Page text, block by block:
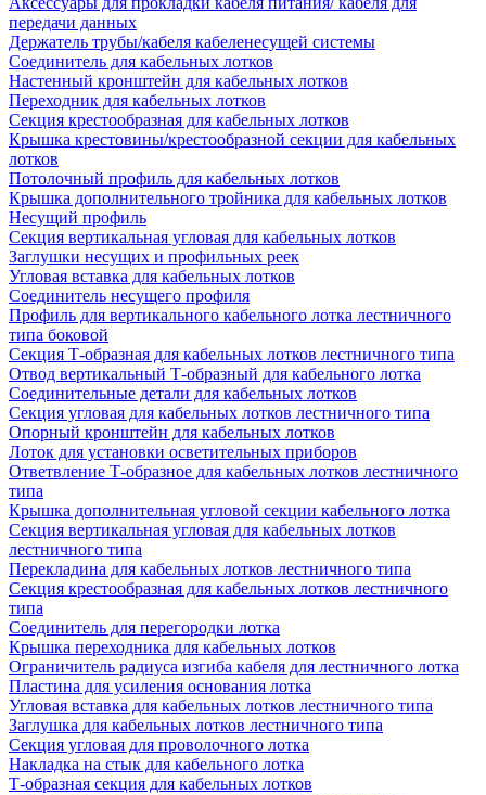
передачи данных
Держатель трубы/кабеля кабеленесущей системы
Соединитель для кабельных лотков
Настенный кронштейн для кабельных лотков
Переходник для кабельных лотков
Секция крестообразная для кабельных лотков
Крышка крестовины/крестообразной секции для кабельных
лотков
Потолочный профиль для кабельных лотков
Крышка дополнительного тройника для кабельных лотков
Несущий профиль
Секция вертикальная угловая для кабельных лотков
Заглушки несущих и профильных реек
Угловая вставка для кабельных лотков
Соединитель несущего профиля
Профиль для вертикального кабельного лотка лестничного
типа боковой
Секция Т-образная для кабельных лотков лестничного типа
Отвод вертикальный Т-образный для кабельного лотка
Соединительные детали для кабельных лотков
Секция угловая для кабельных лотков лестничного типа
Опорный кронштейн для кабельных лотков
Лоток для установки осветительных приборов
Ответвление Т-образное для кабельных лотков лестничного
типа
Крышка дополнительная угловой секции кабельного лотка
Секция вертикальная угловая для кабельных лотков
лестничного типа
Перекладина для кабельных лотков лестничного типа
Секция крестообразная для кабельных лотков лестничного
типа
Соединитель для перегородки лотка
Крышка переходника для кабельных лотков
Ограничитель радиуса изгиба кабеля для лестничного лотка
Пластина для усиления основания лотка
Угловая вставка для кабельных лотков лестничного типа
Заглушка для кабельных лотков лестничного типа
Секция угловая для проволочного лотка
Накладка на стык для кабельного лотка
Т-образная секция для кабельных лотков